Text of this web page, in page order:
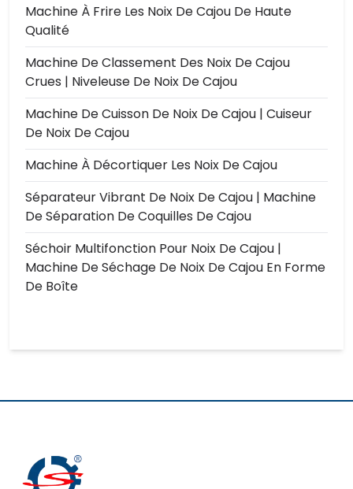
Machine À Frire Les Noix De Cajou De Haute
Qualité
Machine De Classement Des Noix De Cajou
Crues | Niveleuse De Noix De Cajou
Machine De Cuisson De Noix De Cajou | Cuiseur
De Noix De Cajou
Machine À Décortiquer Les Noix De Cajou
Séparateur Vibrant De Noix De Cajou | Machine
De Séparation De Coquilles De Cajou
Séchoir Multifonction Pour Noix De Cajou |
Machine De Séchage De Noix De Cajou En Forme
De Boîte